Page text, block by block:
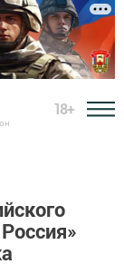
18+